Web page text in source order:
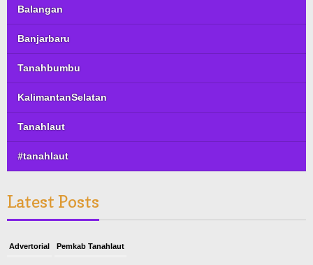
Balangan
Banjarbaru
Tanahbumbu
KalimantanSelatan
Tanahlaut
#tanahlaut
Latest Posts
Advertorial Pemkab Tanahlaut